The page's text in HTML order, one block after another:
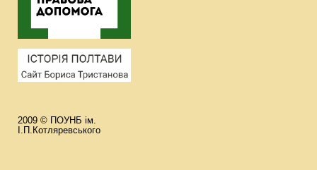
2009 © ПОУНБ ім.
І.П.Котляревського